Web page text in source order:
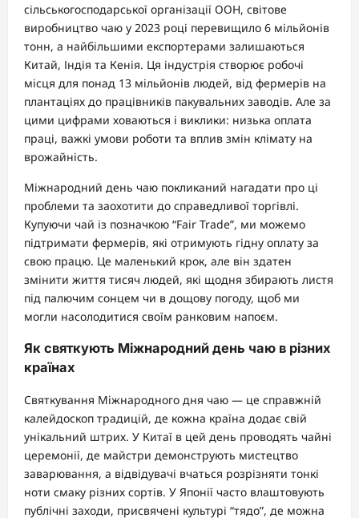
сільськогосподарської організації ООН, світове
виробництво чаю у 2023 році перевищило 6 мільйонів
тонн, а найбільшими експортерами залишаються
Китай, Індія та Кенія. Ця індустрія створює робочі
місця для понад 13 мільйонів людей, від фермерів на
плантаціях до працівників пакувальних заводів. Але за
цими цифрами ховаються і виклики: низька оплата
праці, важкі умови роботи та вплив змін клімату на
врожайність.
Міжнародний день чаю покликаний нагадати про ці
проблеми та заохотити до справедливої торгівлі.
Купуючи чай із позначкою “Fair Trade”, ми можемо
підтримати фермерів, які отримують гідну оплату за
свою працю. Це маленький крок, але він здатен
змінити життя тисяч людей, які щодня збирають листя
під палючим сонцем чи в дощову погоду, щоб ми
могли насолодитися своїм ранковим напоєм.
Як святкують Міжнародний день чаю в різних
країнах
Святкування Міжнародного дня чаю — це справжній
калейдоскоп традицій, де кожна країна додає свій
унікальний штрих. У Китаї в цей день проводять чайні
церемонії, де майстри демонструють мистецтво
заварювання, а відвідувачі вчаться розрізняти тонкі
ноти смаку різних сортів. У Японії часто влаштовують
публічні заходи, присвячені культурі “тядо”, де можна